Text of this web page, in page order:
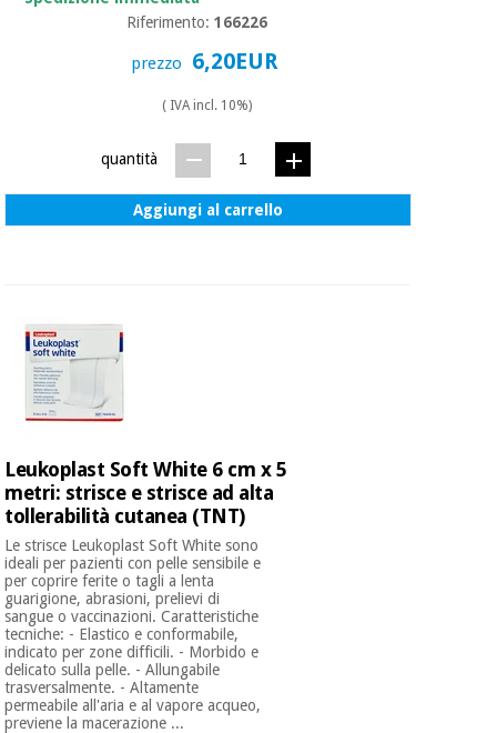
Riferimento:166226
prezzo 6,20EUR
( IVA incl. 10%)
quantità
Aggiungi al carrello
Leukoplast Soft White 6 cm x 5
metri: strisce e strisce ad alta
tollerabilità cutanea (TNT)
Le strisce Leukoplast Soft White sono
ideali per pazienti con pelle sensibile e
per coprire ferite o tagli a lenta
guarigione, abrasioni, prelievi di
sangue o vaccinazioni. Caratteristiche
tecniche: - Elastico e conformabile,
indicato per zone difficili. - Morbido e
delicato sulla pelle. - Allungabile
trasversalmente. - Altamente
permeabile all'aria e al vapore acqueo,
previene la macerazione ...